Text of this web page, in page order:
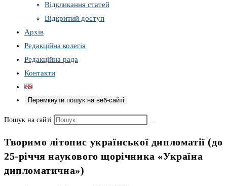
Відкликання статей
Відкритий доступ
Архів
Редакційна колегія
Редакційна рада
Контакти
Перемкнути пошук на веб-сайті
Пошук на сайті
Творимо літопис української дипломатії (до
25-річчя наукового щорічника «Україна
дипломатична»)